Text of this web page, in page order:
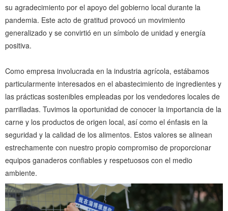
su agradecimiento por el apoyo del gobierno local durante la
pandemia. Este acto de gratitud provocó un movimiento
generalizado y se convirtió en un símbolo de unidad y energía
positiva.
Como empresa involucrada en la industria agrícola, estábamos
particularmente interesados ​​en el abastecimiento de ingredientes y
las prácticas sostenibles empleadas por los vendedores locales de
parrilladas. Tuvimos la oportunidad de conocer la importancia de la
carne y los productos de origen local, así como el énfasis en la
seguridad y la calidad de los alimentos. Estos valores se alinean
estrechamente con nuestro propio compromiso de proporcionar
equipos ganaderos confiables y respetuosos con el medio
ambiente.